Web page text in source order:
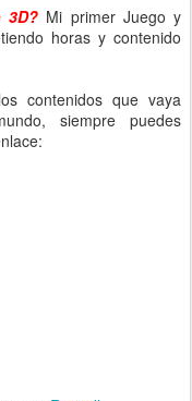
3D? Mi primer Juego y
horas y contenido
contenidos que vaya
siempre puedes